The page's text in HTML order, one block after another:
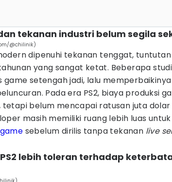
tekanan industri belum segila
@chilinik)
dipenuhi tekanan tenggat,
yang sangat ketat. Beberapa
game setengah jadi, lalu
Pada era PS2, biaya produksi
tetapi belum mencapai ratusan juta
masih memiliki ruang lebih luas untuk
game sebelum dirilis tanpa tekanan live
lebih toleran terhadap